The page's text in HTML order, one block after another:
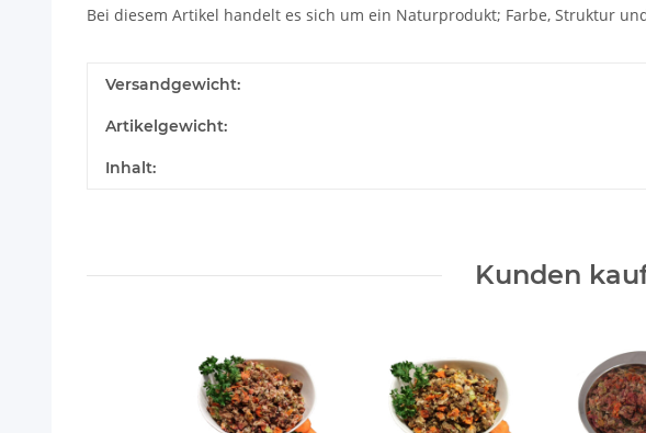
Bei diesem Artikel handelt es sich um ein Naturprodukt; Farbe, Struktur
Versandgewicht:
Artikelgewicht:
Inhalt:
Kunden